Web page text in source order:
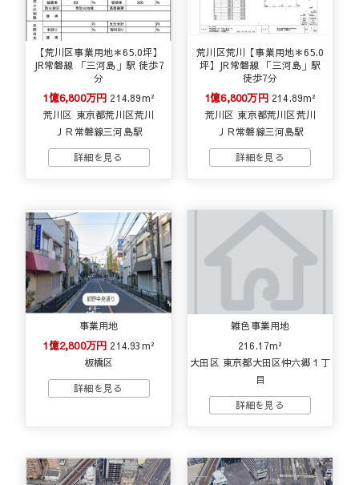
【荒川区事業用地＊65.0坪】
JR常磐線 「三河島」駅 徒歩7
分
1億6,800万円 214.89m²
荒川区 東京都荒川区荒川
ＪＲ常磐線三河島駅
荒川区荒川【事業用地＊65.0
坪】JR常磐線 「三河島」駅
徒歩7分
1億6,800万円 214.89m²
荒川区 東京都荒川区荒川
ＪＲ常磐線三河島駅
事業用地
1億2,800万円 214.93m²
板橋区
雑色事業用地
216.17m²
大田区 東京都大田区仲六郷１丁
目